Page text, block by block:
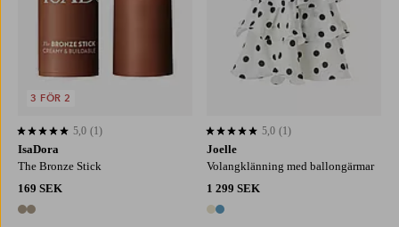
IsaDora
The Bronze Stick
169 SEK
2 färger
5,0 baserat på 1 st betyg
5,0 (1)
3 FÖR 2
Joelle
Volangklänning med ballongärmar
1 299 SEK
2 färger
5,0 baserat på 1 st betyg
5,0 (1)